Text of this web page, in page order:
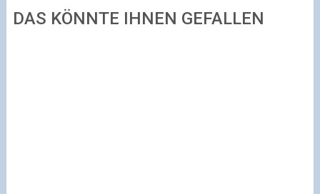
DAS KÖNNTE IHNEN GEFALLEN